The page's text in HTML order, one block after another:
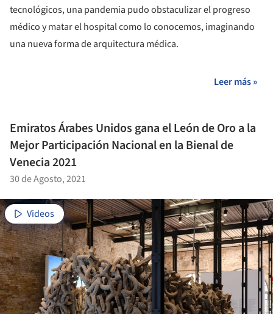
tecnológicos, una pandemia pudo obstaculizar el progreso
médico y matar el hospital como lo conocemos, imaginando
una nueva forma de arquitectura médica.
Leer más »
Emiratos Árabes Unidos gana el León de Oro a la
Mejor Participación Nacional en la Bienal de
Venecia 2021
30 de Agosto, 2021
Videos